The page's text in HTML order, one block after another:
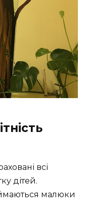
всі
дітей.
малюки